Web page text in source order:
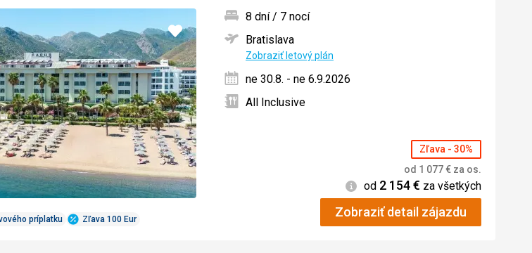
Pridať
do
obľúbených
príplatku Zľava 100 Eur
8 dní / 7 nocí
Bratislava
Zobraziť letový plán
ne 30.8. - ne 6.9.2026
All Inclusive
Zľava - 30%
od 1 077€ za os.
Informácie
od 2 154€ za všetkých
Zobraziť detail zájazdu